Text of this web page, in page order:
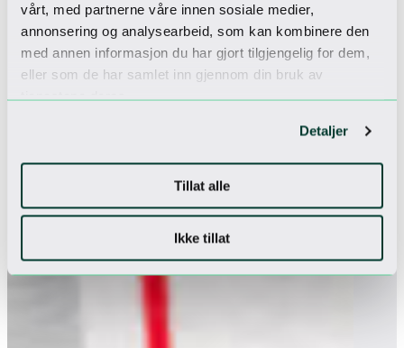
vårt, med partnerne våre innen sosiale medier,
annonsering og analysearbeid, som kan kombinere den
med annen informasjon du har gjort tilgjengelig for dem,
eller som de har samlet inn gjennom din bruk av
tjenestene deres.
Detaljer
Tillat alle
Ikke tillat